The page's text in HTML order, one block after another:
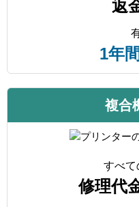
返
1年間
複合
すべて
修理代